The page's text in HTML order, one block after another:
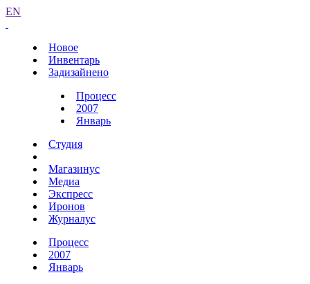
EN
Новое
Инвентарь
Задизайнено
Процесс
2007
Январь
Студия
Магазинус
Медиа
Экспресс
Иронов
Журналус
Процесс
2007
Январь